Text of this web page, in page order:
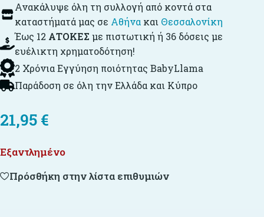
Ανακάλυψε όλη τη συλλογή από κοντά στα
καταστήματά μας σε Αθήνα και Θεσσαλονίκη
Έως 12 ΑΤΟΚΕΣ με πιστωτική ή 36 δόσεις με
ευέλικτη χρηματοδότηση!
2 Χρόνια Εγγύηση ποιότητας BabyLlama
Παράδοση σε όλη την Ελλάδα και Κύπρο
21,95 €
Εξαντλημένο
Πρόσθήκη στην λίστα επιθυμιών